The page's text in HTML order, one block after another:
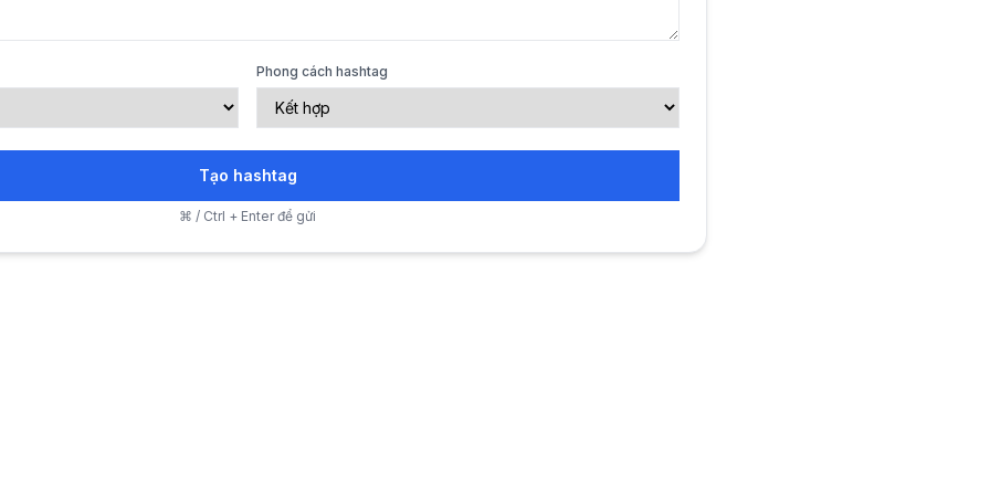
Phong cách hashtag
Tạo hashtag
⌘ / Ctrl + Enter để gửi